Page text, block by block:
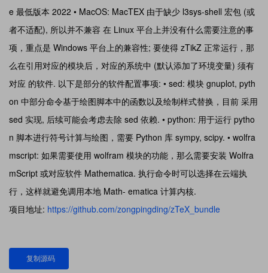
e 最低版本 2022 • MacOS: MacTEX 由于缺少 l3sys-shell 宏包 (或
者不适配), 所以并不兼容 在 Linux 平台上并没有什么需要注意的事
项，重点是 Windows 平台上的兼容性; 要使得 zTikZ 正常运行，那
么在引用对应的模块后，对应的系统中 (默认添加了环境变量) 须有
对应 的软件. 以下是部分的软件配置事项: • sed: 模块 gnuplot, pyth
on 中部分命令基于绘图脚本中的函数以及绘制样式替换，目前 采用
sed 实现, 后续可能会考虑去除 sed 依赖. • python: 用于运行 pytho
n 脚本进行符号计算与绘图，需要 Python 库 sympy, scipy. • wolfra
mscript: 如果需要使用 wolfram 模块的功能，那么需要安装 Wolfra
mScript 或对应软件 Mathematica. 执行命令时可以选择在云端执
行，这样就避免调用本地 Math- ematica 计算内核.
项目地址: https://github.com/zongpingding/zTeX_bundle
复制源码